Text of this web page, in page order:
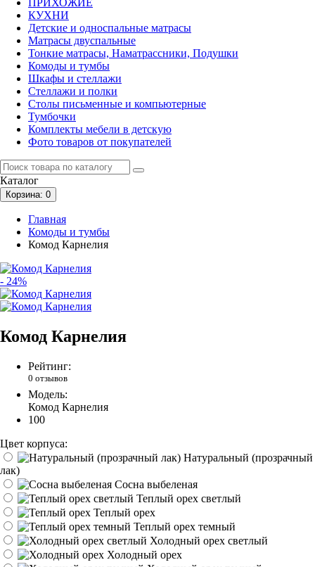
ПРИХОЖИЕ
КУХНИ
Детские и односпальные матрасы
Матрасы двуспальные
Тонкие матрасы, Наматрассники, Подушки
Комоды и тумбы
Шкафы и стеллажи
Стеллажи и полки
Столы письменные и компьютерные
Тумбочки
Комплекты мебели в детскую
Фото товаров от покупателей
Каталог
Корзина: 0
Главная
Комоды и тумбы
Комод Карнелия
- 24%
Комод Карнелия
Рейтинг:
0 отзывов
Модель:
Комод Карнелия
100
Цвет корпуса:
Натуральный (прозрачный
лак)
Сосна выбеленая
Теплый орех светлый
Теплый орех
Теплый орех темный
Холодный орех светлый
Холодный орех